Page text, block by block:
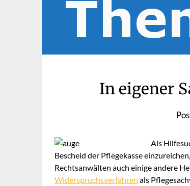
In eigener
Als
Bescheid der Pflegekasse
Rechtsanwälten auch einige andere
Widerspruchsverfahren als